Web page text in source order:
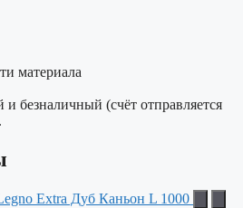
материала
безналичный (счёт отправляется